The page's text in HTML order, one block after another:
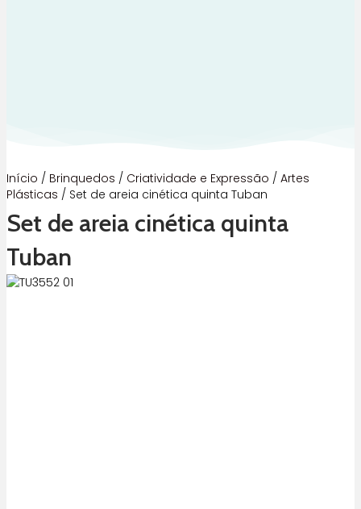
Início / Brinquedos / Criatividade e Expressão / Artes
Plásticas / Set de areia cinética quinta Tuban
Set de areia cinética quinta
Tuban